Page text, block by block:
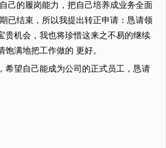
己的履岗能力，把自己培养成业务全面
已结束，所以我提出转正申请：恳请领
贵机会，我也将珍惜这来之不易的继续
满地把工作做的 更好。
望自己能成为公司的正式员工，恳请